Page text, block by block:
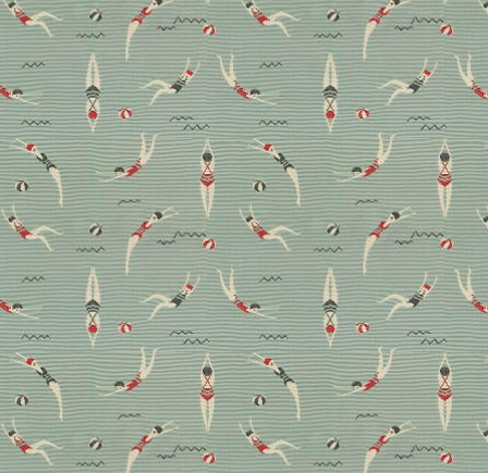
Design Interview Wohnen
„Na, dann erzählen Sie
mal …!“ Wohnpsychologin
Dr. Barbara Perfahl im
Interview
Vor allem geht es Dr. Barbara Perfahl beim Thema
Wohnpsychologie darum, dass ihre Kunden die
Perspektive wechseln: Von „was finde ich schön“ zu